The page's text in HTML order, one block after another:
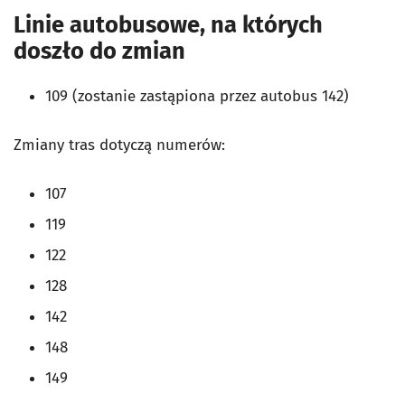
Linie autobusowe, na których
doszło do zmian
109 (zostanie zastąpiona przez autobus 142)
Zmiany tras dotyczą numerów:
107
119
122
128
142
148
149